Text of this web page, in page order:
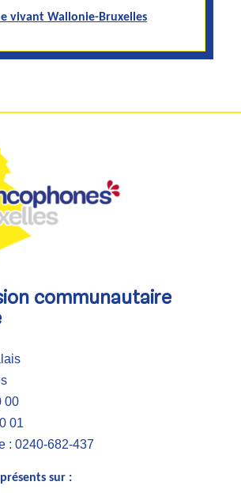
vivant Wallonie-Bruxelles
communautaire
00
01
: 0240-682-437
sur :